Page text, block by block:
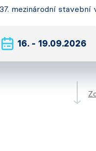
37. mezinárodní stavební
16. - 19.09.2026